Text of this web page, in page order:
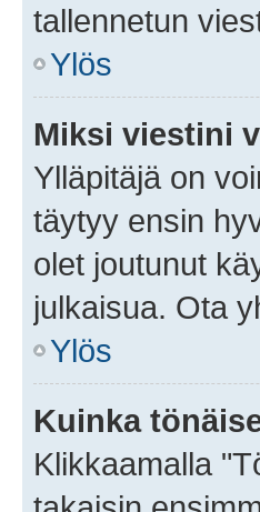
tallennetun
Ylös
Miksi viestini
Ylläpitäjä on
täytyy ensin
olet joutunut
julkaisua. Ota
Ylös
Kuinka
Klikkaamalla